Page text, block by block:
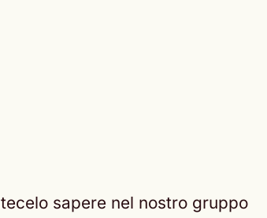
sapere nel nostro gruppo